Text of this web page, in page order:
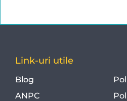
Link-uri utile
Blog
ANPC